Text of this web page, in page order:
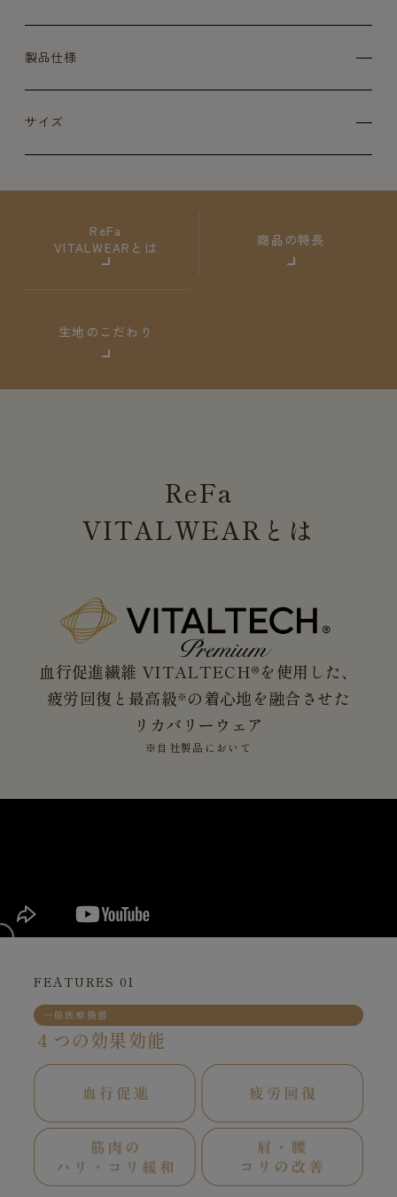
製品仕様
サイズ
ReFa
VITALWEARとは
商品の特長
生地のこだわり
ReFa
VITALWEAR とは
血行促進繊維 VITALTECH®を使用した、
疲労回復と最高級※ の着心地を融合させた
リカバリーウェア
※自社製品において
FEATURES 01
一般医療機器
４つの効果効能